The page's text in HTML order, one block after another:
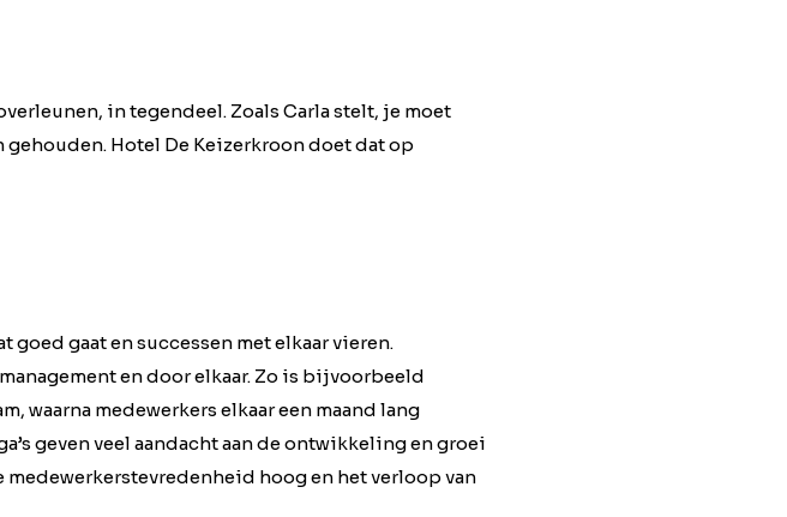
in tegendeel. Zoals Carla stelt, je moet
Hotel De Keizerkroon doet dat op
goed gaat en successen met elkaar vieren.
en door elkaar. Zo is bijvoorbeeld
waarna medewerkers elkaar een maand lang
geven veel aandacht aan de ontwikkeling en groei
hoog en het verloop van